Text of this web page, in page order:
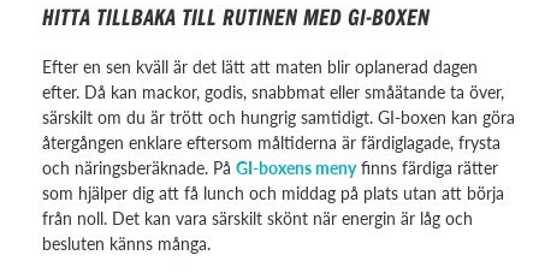
HITTA TILLBAKA TILL RUTINEN MED GI-BOXEN
Efter en sen kväll är det lätt att maten blir oplanerad dagen
efter. Då kan mackor, godis, snabbmat eller småätande ta över,
särskilt om du är trött och hungrig samtidigt. GI-boxen kan göra
återgången enklare eftersom måltiderna är färdiglagade, frysta
och näringsberäknade. På GI-boxens menyfinns färdiga rätter
som hjälper dig att få lunch och middag på plats utan att börja
från noll. Det kan vara särskilt skönt när energin är låg och
besluten känns många.